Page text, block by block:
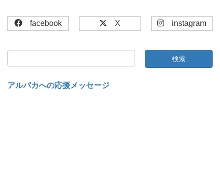
facebook X instagram
アルパカへの応援メッセージ